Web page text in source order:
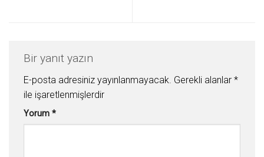
Bir yanıt yazın
E-posta adresiniz yayınlanmayacak. Gerekli alanlar *
ile işaretlenmişlerdir
Yorum *